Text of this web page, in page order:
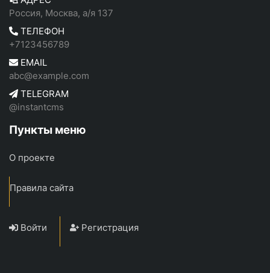
Россия, Москва, а/я 137
ТЕЛЕФОН
+7123456789
EMAIL
abc@example.com
TELEGRAM
@instantcms
Пункты меню
О проекте
Правила сайта
Войти Регистрация